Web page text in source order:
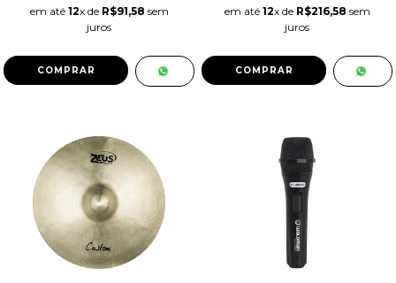
em até 12x de R$91,58 sem
juros
em até 12x de R$216,58 sem
juros